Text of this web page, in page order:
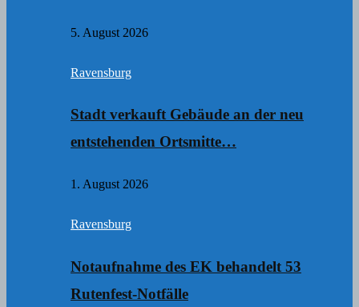
5. August 2026
Ravensburg
Stadt verkauft Gebäude an der neu
entstehenden Ortsmitte…
1. August 2026
Ravensburg
Notaufnahme des EK behandelt 53
Rutenfest-Notfälle